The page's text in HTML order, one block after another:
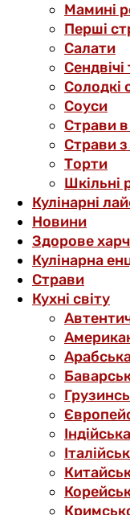
Мамині
Перші
Салати
Солодкі
Соуси
Страви
Страви
Торти
Шкільні
Кулінарні
Новини
Здорове
Кулінарна
Страви
Кухні світу
Індійська